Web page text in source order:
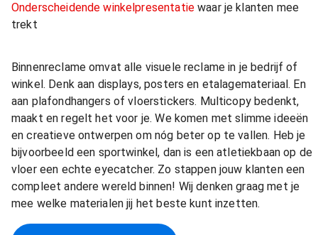
Onderscheidende winkelpresentatiewaar je klanten mee
trekt
Binnenreclame omvat alle visuele reclame in je bedrijf of
winkel. Denk aan displays, posters en etalagemateriaal. En
aan plafondhangers of vloerstickers. Multicopy bedenkt,
maakt en regelt het voor je. We komen met slimme ideeën
en creatieve ontwerpen om nóg beter op te vallen. Heb je
bijvoorbeeld een sportwinkel, dan is een atletiekbaan op de
vloer een echte eyecatcher. Zo stappen jouw klanten een
compleet andere wereld binnen! Wij denken graag met je
mee welke materialen jij het beste kunt inzetten.